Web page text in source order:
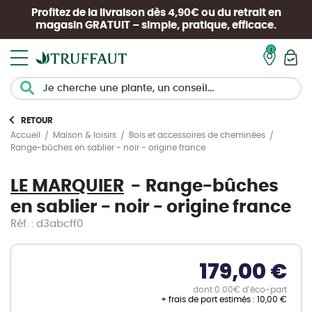
Profitez de la livraison dès 4,90€ ou du retrait en
magasin GRATUIT – simple, pratique, efficace.
RETOUR
Accueil
Maison & loisirs
Bois et accessoires de cheminées
Range-bûches en sablier - noir - origine france
LE MARQUIER
Range-bûches
en sablier - noir - origine france
Réf. : d3abcff0
179,00 €
dont 0.00€ d’éco-part
+ frais de port estimés : 10,00 €